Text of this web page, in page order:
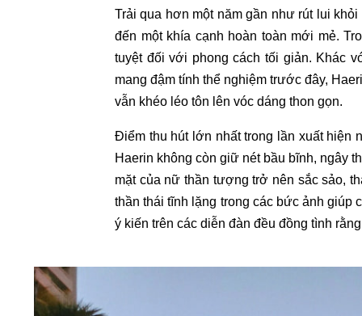
Trải qua hơn một năm gần như rút lui
đến một khía cạnh hoàn toàn mới mẻ.
tuyệt đối với phong cách tối giản. Khác
mang đậm tính thể nghiệm trước đây,
vẫn khéo léo tôn lên vóc dáng thon gọn.
Điểm thu hút lớn nhất trong lần xuất hiện
Haerin không còn giữ nét bầu bĩnh, ngây
mặt của nữ thần tượng trở nên sắc sảo,
thần thái tĩnh lặng trong các bức ảnh giúp
ý kiến trên các diễn đàn đều đồng tình